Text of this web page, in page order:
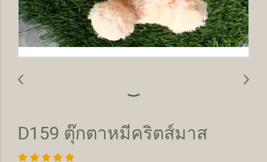
D159 ตุ๊กตาหมีคริตส์มาส